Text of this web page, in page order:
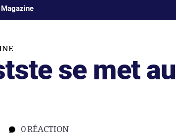
se met au
0RÉACTION